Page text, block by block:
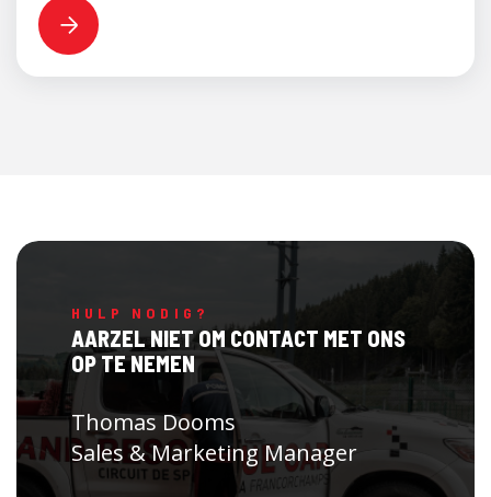
HULP NODIG?
AARZEL NIET OM CONTACT MET ONS
OP TE NEMEN
Thomas Dooms
Sales & Marketing Manager